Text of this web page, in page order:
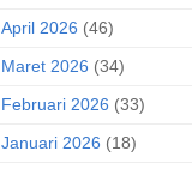
April 2026 (46)
Maret 2026 (34)
Februari 2026 (33)
Januari 2026 (18)